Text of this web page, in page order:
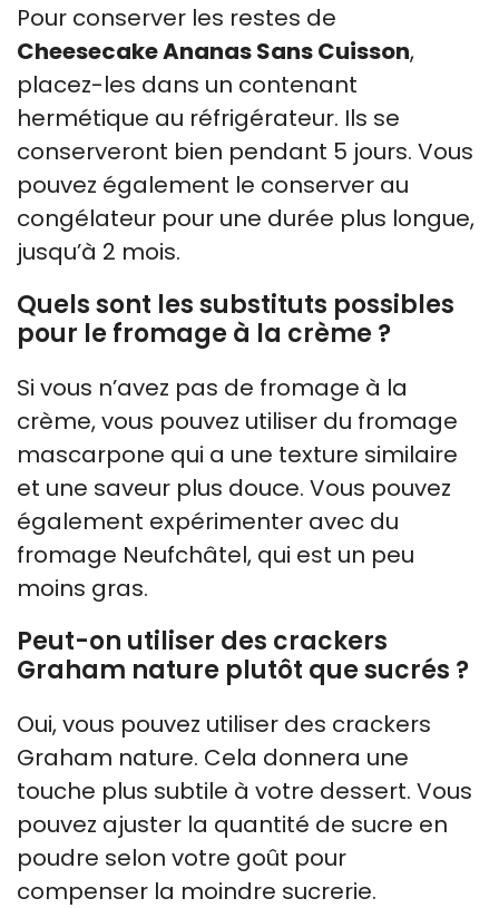
Pour conserver les restes de
Cheesecake Ananas Sans Cuisson,
placez-les dans un contenant
hermétique au réfrigérateur. Ils se
conserveront bien pendant 5 jours. Vous
pouvez également le conserver au
congélateur pour une durée plus longue,
jusqu’à 2 mois.
Quels sont les substituts possibles
pour le fromage à la crème ?
Si vous n’avez pas de fromage à la
crème, vous pouvez utiliser du fromage
mascarpone qui a une texture similaire
et une saveur plus douce. Vous pouvez
également expérimenter avec du
fromage Neufchâtel, qui est un peu
moins gras.
Peut-on utiliser des crackers
Graham nature plutôt que sucrés ?
Oui, vous pouvez utiliser des crackers
Graham nature. Cela donnera une
touche plus subtile à votre dessert. Vous
pouvez ajuster la quantité de sucre en
poudre selon votre goût pour
compenser la moindre sucrerie.